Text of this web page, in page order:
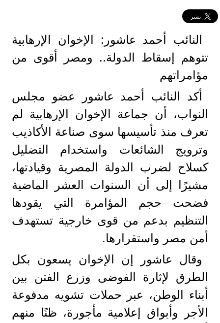
النائب أحمد عاشور: الإخوان الإرهابية
تتوهم إسقاط الدولة.. ومصر أقوى من
مؤامراتهم
أكد النائب أحمد عاشور عضو مجلس
النواب، أن جماعة الإخوان الإرهابية لم
تعرف منذ تأسيسها سوى صناعة الأكاذيب
وترويج الشائعات واستخدام التضليل
كسلاح لضرب الدولة المصرية وقيادتها،
مشيرًا إلى أن السنوات العشر الماضية
فضحت حجم المؤامرة التي يقودها
التنظيم بدعم من قوى خارجية تستهدف
أمن مصر واستقرارها.
وقال عاشور إن الإخوان يسعون بكل
الطرق لإثارة الفوضى وزرع الفتن بين
أبناء الوطن، عبر حملات تشويه مدفوعة
الأجر وأبواق إعلامية مأجورة، ظنًا منهم